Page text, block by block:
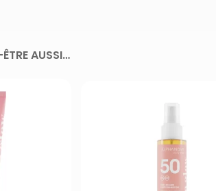
AUSSI…